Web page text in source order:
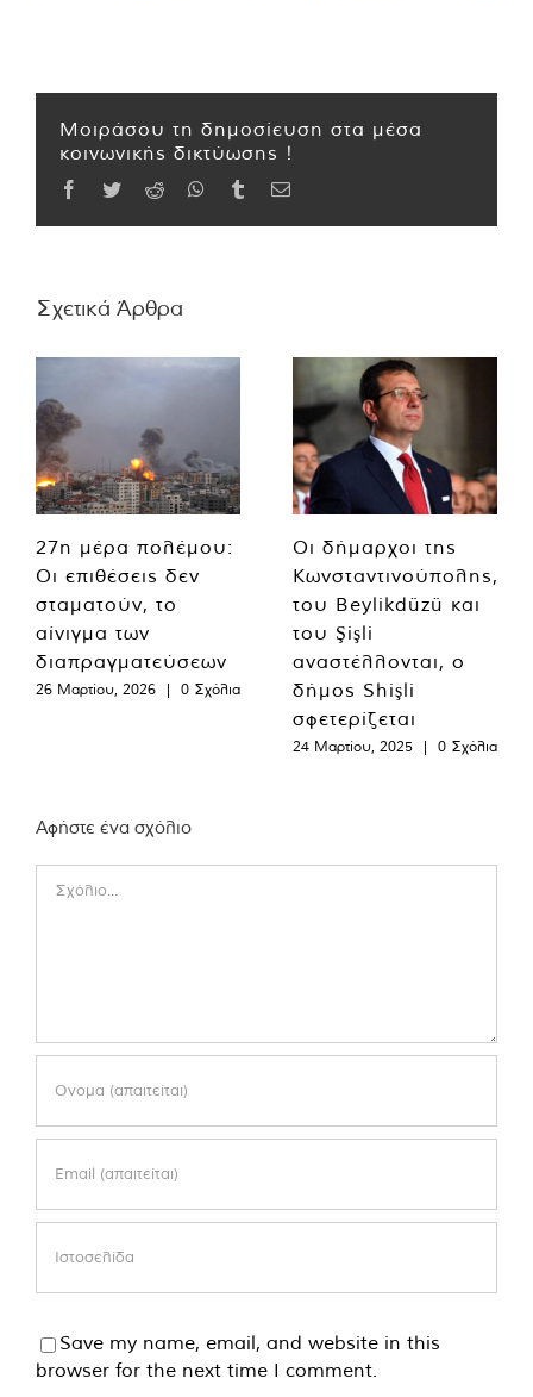
Μοιράσου τη δημοσίευση στα μέσα
κοινωνικής δικτύωσης !
Facebook
TwitterReddit WhatsApp
TumblrEmail
Σχετικά Άρθρα
27η μέρα πολέμου:
Οι επιθέσεις δεν
σταματούν, το
αίνιγμα των
διαπραγματεύσεων
26 Μαρτίου, 2026 | 0 Σχόλια
Οι δήμαρχοι της
Κωνσταντινούπολης,
του Beylikdüzü και
του Şişli
αναστέλλονται, ο
δήμος Shişli
σφετερίζεται
24 Μαρτίου, 2025 | 0 Σχόλια
Αφήστε ένα σχόλιο
Save my name, email, and website in this
browser for the next time I comment.